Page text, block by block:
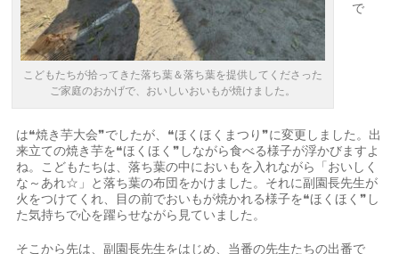
こどもたちが拾ってきた落ち葉＆落ち葉を提供してくださった
ご家庭のおかげで、おいしいおいもが焼けました。
で
は❝焼き芋大会❞でしたが、❝ほくほくまつり❞に変更しました。出
来立ての焼き芋を❝ほくほく❞しながら食べる様子が浮かびますよ
ね。こどもたちは、落ち葉の中においもを入れながら「おいしく
な～あれ☆」と落ち葉の布団をかけました。それに副園長先生が
火をつけてくれ、目の前でおいもが焼かれる様子を❝ほくほく❞し
た気持ちで心を躍らせながら見ていました。
そこから先は、副園長先生をはじめ、当番の先生たちの出番で